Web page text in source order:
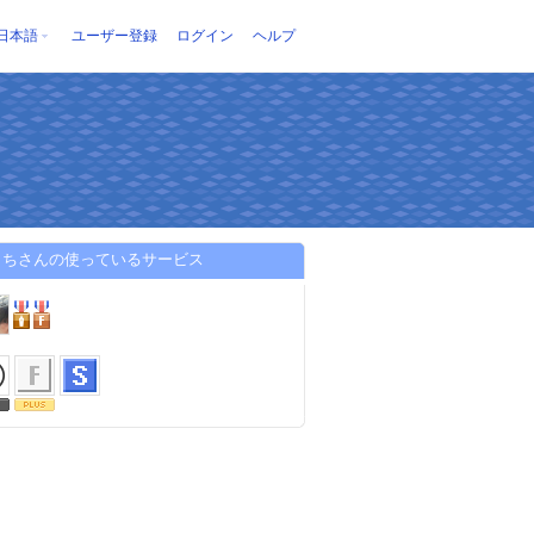
本語 ユーザー登録 ログイン ヘルプ
ちさんの使っているサービス